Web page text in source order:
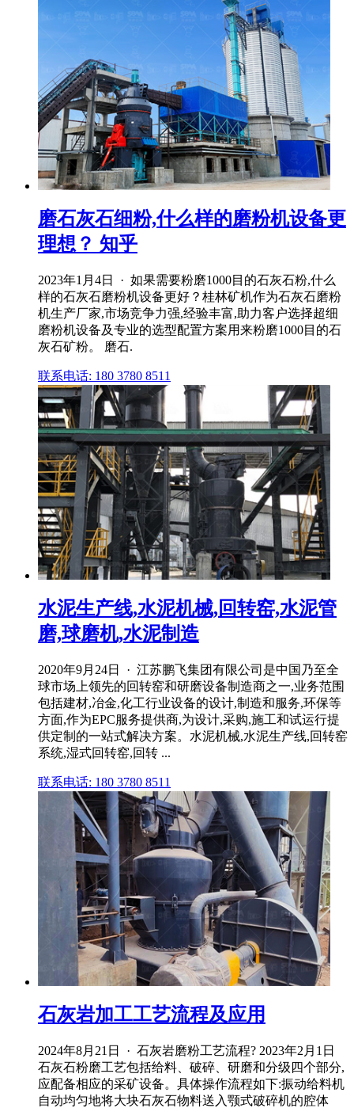
磨石灰石细粉,什么样的磨粉机设备更
理想？ 知乎
2023年1月4日 · 如果需要粉磨1000目的石灰石粉,什么
样的石灰石磨粉机设备更好？桂林矿机作为石灰石磨粉
机生产厂家,市场竞争力强,经验丰富,助力客户选择超细
磨粉机设备及专业的选型配置方案用来粉磨1000目的石
灰石矿粉。 磨石.
联系电话: 180 3780 8511
水泥生产线,水泥机械,回转窑,水泥管
磨,球磨机,水泥制造
2020年9月24日 · 江苏鹏飞集团有限公司是中国乃至全
球市场上领先的回转窑和研磨设备制造商之一,业务范围
包括建材,冶金,化工行业设备的设计,制造和服务,环保等
方面,作为EPC服务提供商,为设计,采购,施工和试运行提
供定制的一站式解决方案。水泥机械,水泥生产线,回转窑
系统,湿式回转窑,回转 ...
联系电话: 180 3780 8511
石灰岩加工工艺流程及应用
2024年8月21日 · 石灰岩磨粉工艺流程? 2023年2月1日
石灰石粉磨工艺包括给料、破碎、研磨和分级四个部分,
应配备相应的采矿设备。具体操作流程如下:振动给料机
自动均匀地将大块石灰石物料送入颚式破碎机的腔体